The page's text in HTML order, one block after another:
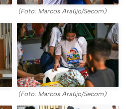
(Foto: Marcos Araújo/Secom)
(Foto: Marcos Araújo/Secom)